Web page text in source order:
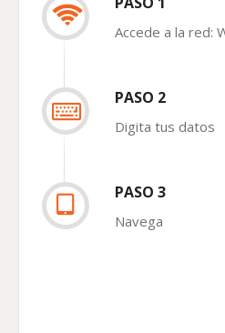
Accede a la red:
PASO 2
Digita tus datos
PASO 3
Navega